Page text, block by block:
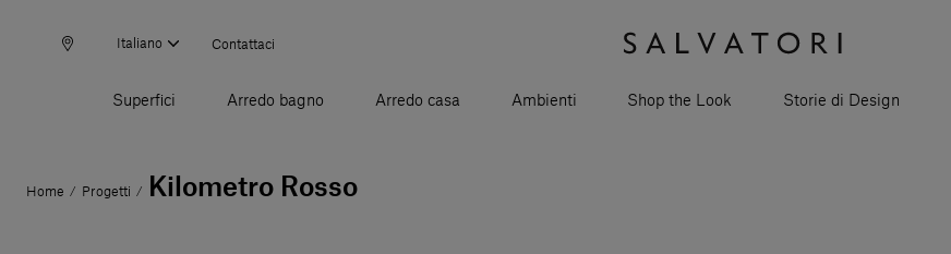
Italiano Contattaci
Superfici Arredo bagno Arredo casa Ambienti Shop the Look Storie di Design
Home / Progetti / Kilometro Rosso